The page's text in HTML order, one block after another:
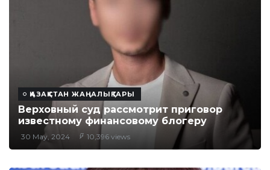
ҚАЗАҚСТАН ЖАҢАЛЫҚТАРЫ
Верховный суд рассмотрит приговор
известному финансовому блогеру
30 May, 2024 10,396 views